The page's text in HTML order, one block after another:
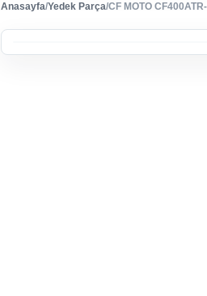
Anasayfa/Yedek Parça/CF MOTO